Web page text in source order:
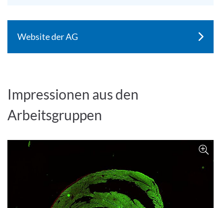
Website der AG
Impressionen aus den
Arbeitsgruppen
Bild